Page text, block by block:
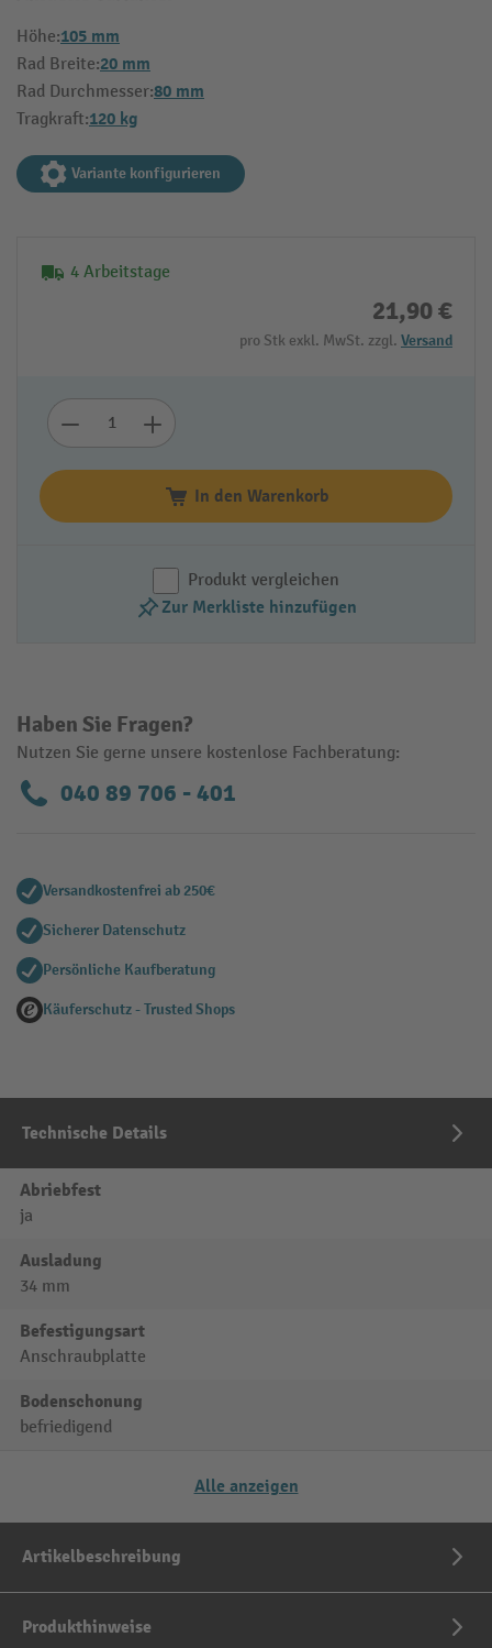
Höhe:105 mm
Rad Breite:20 mm
Rad Durchmesser:80 mm
Tragkraft:120 kg
Variante konfigurieren
4 Arbeitstage
21,90 €
pro Stk exkl. MwSt. zzgl. Versand
In den Warenkorb
Produkt vergleichen
Zur Merkliste hinzufügen
Haben Sie Fragen?
Nutzen Sie gerne unsere kostenlose Fachberatung:
040 89 706 - 401
Versandkostenfrei ab 250€
Sicherer Datenschutz
Persönliche Kaufberatung
Käuferschutz - Trusted Shops
Technische Details
Abriebfest
ja
Ausladung
34 mm
Befestigungsart
Anschraubplatte
Bodenschonung
befriedigend
Alle anzeigen
Artikelbeschreibung
Produkthinweise